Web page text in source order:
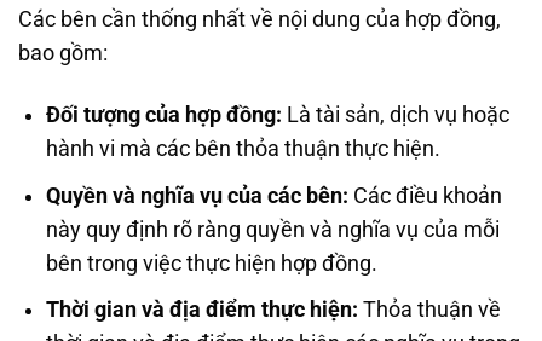
Các bên cần thống nhất về nội dung của hợp đồng,
bao gồm:
Đối tượng của hợp đồng: Là tài sản, dịch vụ hoặc
hành vi mà các bên thỏa thuận thực hiện.
Quyền và nghĩa vụ của các bên: Các điều khoản
này quy định rõ ràng quyền và nghĩa vụ của mỗi
bên trong việc thực hiện hợp đồng.
Thời gian và địa điểm thực hiện: Thỏa thuận về